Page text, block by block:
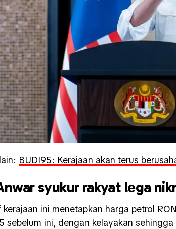
BUDI95: Kerajaan akan terus
syukur rakyat lega
kerajaan ini menetapkan harga petrol
sebelum ini, dengan kelayakan